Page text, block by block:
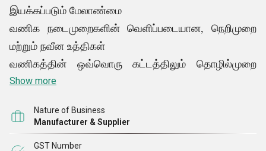
இயக்கப்படும் மேலாண்மை
வணிக நடைமுறைகளின் வெளிப்படையான, நெறிமுறை
மற்றும் நவீன உத்திகள்
வணிகத்தின் ஒவ்வொரு கட்டத்திலும் தொழில்முறை
மற்றும் காலமற்ற தன்மை
Show more
Nature of Business
Manufacturer & Supplier
GST Number